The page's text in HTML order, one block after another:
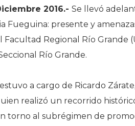
2016.- Se llevó
Fueguina: presente y
Facultad Regional Río Grande
Río Grande.
a cargo de Ricardo
realizó un recorrido
torno al subrégimen de